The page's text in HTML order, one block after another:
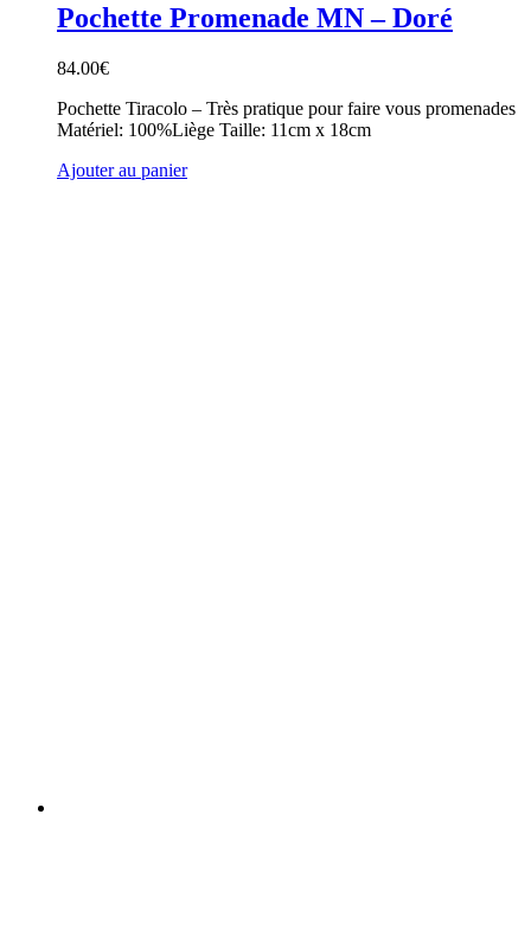
Pochette Promenade MN – Doré
84.00€
Pochette Tiracolo – Très pratique pour faire vous promenades
Matériel: 100%Liège Taille: 11cm x 18cm
Ajouter au panier